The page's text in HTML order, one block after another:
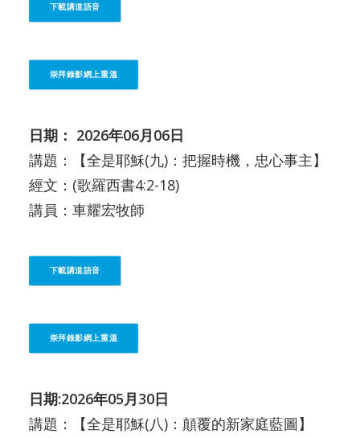
下載講道語音
崇拜錄影網上重溫
日期： 2026年06月06日
講題：【全是耶穌(九)：把握時機，忠心事主】
經文：(歌羅西書4:2-18)
講員：車耀宏牧師
下載講道語音
崇拜錄影網上重溫
日期:2026年05月30日
講題：【全是耶穌(八)：顛覆的新家庭藍圖】